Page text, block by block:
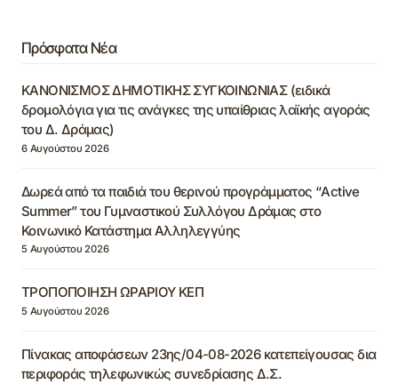
Πρόσφατα Νέα
ΚΑΝΟΝΙΣΜΟΣ ΔΗΜΟΤΙΚΗΣ ΣΥΓΚΟΙΝΩΝΙΑΣ (ειδικά
δρομολόγια για τις ανάγκες της υπαίθριας λαϊκής αγοράς
του Δ. Δράμας)
6 Αυγούστου 2026
Δωρεά από τα παιδιά του θερινού προγράμματος “Active
Summer” του Γυμναστικού Συλλόγου Δράμας στο
Κοινωνικό Κατάστημα Αλληλεγγύης
5 Αυγούστου 2026
ΤΡΟΠΟΠΟΙΗΣΗ ΩΡΑΡΙΟΥ ΚΕΠ
5 Αυγούστου 2026
Πίνακας αποφάσεων 23ης/04-08-2026 κατεπείγουσας δια
περιφοράς τηλεφωνικώς συνεδρίασης Δ.Σ.